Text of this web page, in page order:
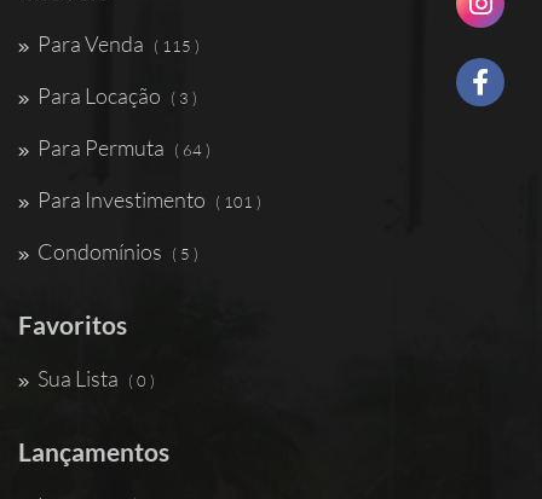
Para Venda ( 115 )
Para Locação ( 3 )
Para Permuta ( 64 )
Para Investimento ( 101 )
Condomínios ( 5 )
Favoritos
Sua Lista ( 0 )
Lançamentos